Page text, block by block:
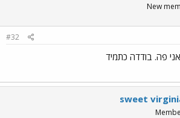
New
#32
פה. בודדה כתמיד
sweet